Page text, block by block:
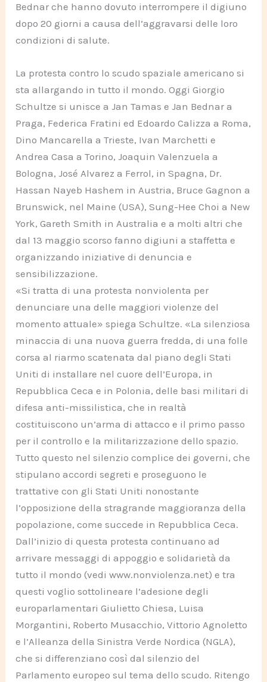
Bednar che hanno dovuto interrompere il digiuno
dopo 20 giorni a causa dell’aggravarsi delle loro
condizioni di salute.
La protesta contro lo scudo spaziale americano si
sta allargando in tutto il mondo. Oggi Giorgio
Schultze si unisce a Jan Tamas e Jan Bednar a
Praga, Federica Fratini ed Edoardo Calizza a Roma,
Dino Mancarella a Trieste, Ivan Marchetti e
Andrea Casa a Torino, Joaquin Valenzuela a
Bologna, José Alvarez a Ferrol, in Spagna, Dr.
Hassan Nayeb Hashem in Austria, Bruce Gagnon a
Brunswick, nel Maine (USA), Sung-Hee Choi a New
York, Gareth Smith in Australia e a molti altri che
dal 13 maggio scorso fanno digiuni a staffetta e
organizzando iniziative di denuncia e
sensibilizzazione.
«Si tratta di una protesta nonviolenta per
denunciare una delle maggiori violenze del
momento attuale» spiega Schultze. «La silenziosa
minaccia di una nuova guerra fredda, di una folle
corsa al riarmo scatenata dal piano degli Stati
Uniti di installare nel cuore dell’Europa, in
Repubblica Ceca e in Polonia, delle basi militari di
difesa anti-missilistica, che in realtà
costituiscono un’arma di attacco e il primo passo
per il controllo e la militarizzazione dello spazio.
Tutto questo nel silenzio complice dei governi, che
stipulano accordi segreti e proseguono le
trattative con gli Stati Uniti nonostante
l’opposizione della stragrande maggioranza della
popolazione, come succede in Repubblica Ceca.
Dall’inizio di questa protesta continuano ad
arrivare messaggi di appoggio e solidarietà da
tutto il mondo (vedi www.nonviolenza.net) e tra
questi voglio sottolineare l’adesione degli
europarlamentari Giulietto Chiesa, Luisa
Morgantini, Roberto Musacchio, Vittorio Agnoletto
e l’Alleanza della Sinistra Verde Nordica (NGLA),
che si differenziano così dal silenzio del
Parlamento europeo sul tema dello scudo. Ritengo